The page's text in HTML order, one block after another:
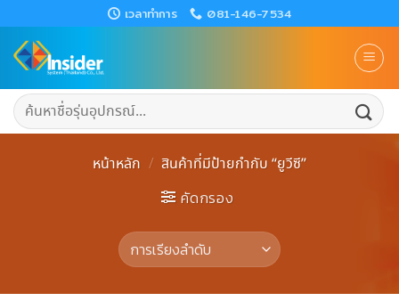
to
content
เวลาทำการ 081-146-7534
ค้นหา:
หน้าหลัก / สินค้าที่มีป้ายกำกับ “ยูวีซี”
คัดกรอง